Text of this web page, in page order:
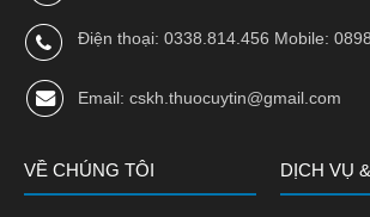
Điện thoại: 0338.814.456 Mobile:
Email: cskh.thuocuytin@gmail.com
VỀ CHÚNG TÔI DỊCH VỤ